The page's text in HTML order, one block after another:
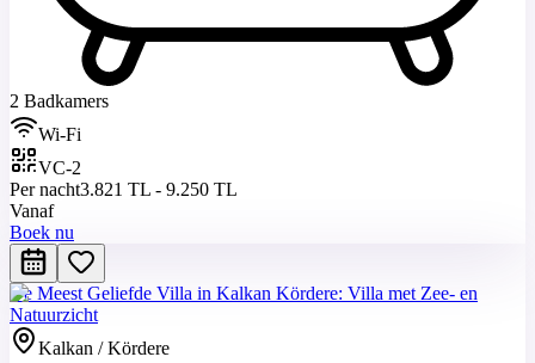
2 Badkamers
Wi-Fi
VC-2
Per nacht3.821 TL - 9.250 TL
Vanaf
Boek nu
De Meest Geliefde Villa in Kalkan Kördere: Villa met Zee- en
Natuurzicht
Kalkan / Kördere